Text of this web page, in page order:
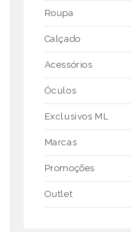
Roupa
Calçado
Acessórios
Óculos
Exclusivos ML
Marcas
Promoções
Outlet